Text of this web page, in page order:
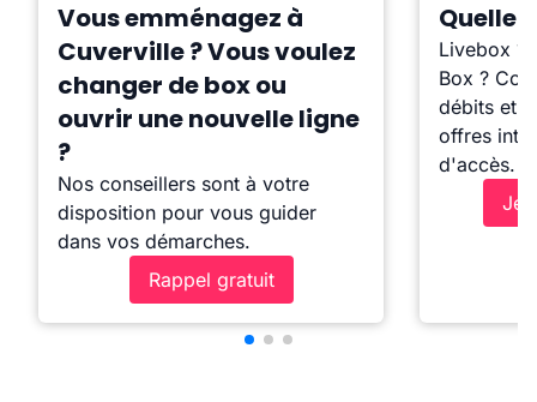
Vous emménagez à
Cuverville ? Vous voulez
changer de box ou
ouvrir une nouvelle ligne
?
Nos conseillers sont à votre
disposition pour vous guider
dans vos démarches.
Rappel gratuit
Quelle
Livebox ?
Box ?
débits et
offres
d'accès.
Je